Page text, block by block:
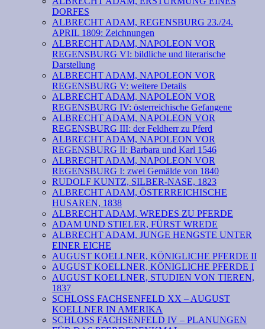
DORFES
ALBRECHT ADAM, REGENSBURG 23./24.
APRIL 1809: Zeichnungen
ALBRECHT ADAM, NAPOLEON VOR
REGENSBURG VI: bildliche und literarische
Darstellung
ALBRECHT ADAM, NAPOLEON VOR
REGENSBURG V: weitere Details
ALBRECHT ADAM, NAPOLEON VOR
REGENSBURG IV: österreichische Gefangene
ALBRECHT ADAM, NAPOLEON VOR
REGENSBURG III: der Feldherr zu Pferd
ALBRECHT ADAM, NAPOLEON VOR
REGENSBURG II: Barbara und Karl 1546
ALBRECHT ADAM, NAPOLEON VOR
REGENSBURG I: zwei Gemälde von 1840
RUDOLF KUNTZ, SILBER-NASE, 1823
ALBRECHT ADAM, ÖSTERREICHISCHE
HUSAREN, 1838
ALBRECHT ADAM, WREDES ZU PFERDE
ADAM UND STIELER, FÜRST WREDE
ALBRECHT ADAM, JUNGE HENGSTE UNTER
EINER EICHE
AUGUST KOELLNER, KÖNIGLICHE PFERDE II
AUGUST KOELLNER, KÖNIGLICHE PFERDE I
AUGUST KOELLNER, STUDIEN VON TIEREN,
1837
SCHLOSS FACHSENFELD XX – AUGUST
KOELLNER IN AMERIKA
SCHLOSS FACHSENFELD IV – PLANUNGEN